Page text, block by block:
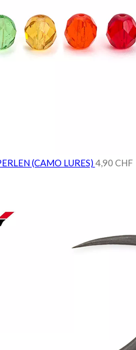
(CAMO LURES) 4,90 CHF